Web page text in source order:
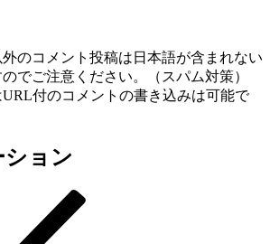
のコメント投稿は日本語が含まれない
でご注意ください。（スパム対策）
付のコメントの書き込みは可能で
ョン